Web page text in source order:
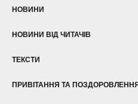
НОВИНИ
НОВИНИ ВІД ЧИТАЧІВ
ТЕКСТИ
ПРИВІТАННЯ ТА ПОЗДОРОВЛЕННЯ